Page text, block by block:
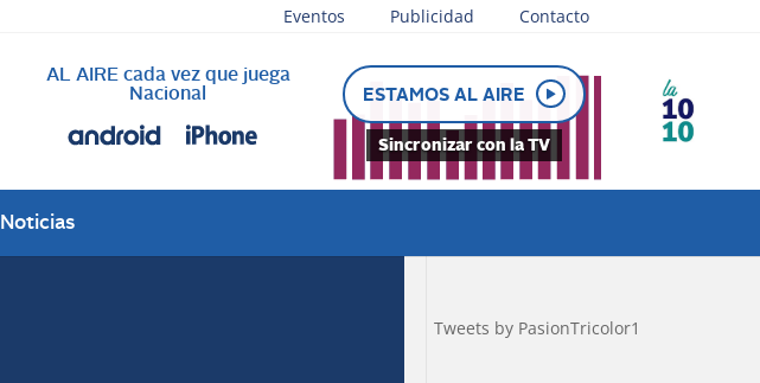
Eventos Publicidad Contacto
AL AIRE cada vez que juega
Nacional
ESTAMOS AL AIRE
Sincronizar con la TV
Noticias
Tweets by PasionTricolor1